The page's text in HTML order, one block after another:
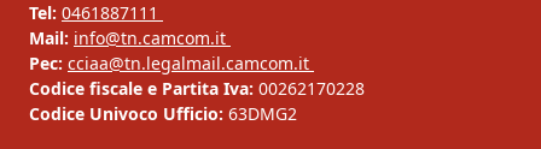
Tel: 0461887111
Mail: info@tn.camcom.it
Pec: cciaa@tn.legalmail.camcom.it
Codice fiscale e Partita Iva: 00262170228
Codice Univoco Ufficio: 63DMG2